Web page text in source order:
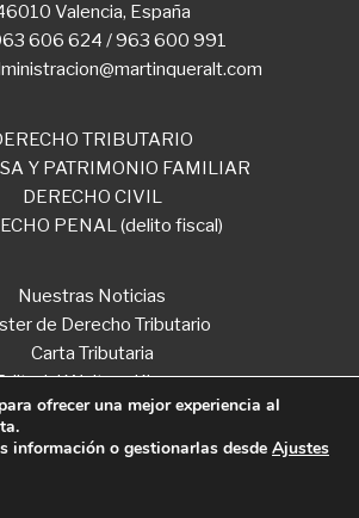
Valencia, España
606 624 / 963 600 991
TRIBUTARIO
Y PATRIMONIO FAMILIAR
DERECHO CIVIL
PENAL (delito fiscal)
Nuestras Noticias
de Derecho Tributario
Carta Tributaria
Wolters Kluwer
ofrecer una mejor experiencia al
información o gestionarlas desde Ajustes